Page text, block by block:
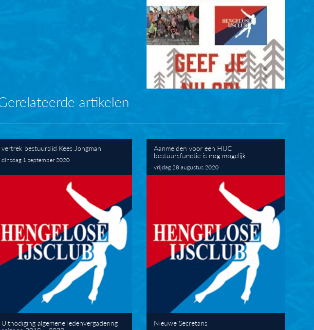
artikelen
vertrek bestuurslid Kees Jongman
dinsdag 1 september 2020
Aanmelden voor een HIJC
bestuursfunctie is nog mogelijk
vrijdag 28 augustus 2020
Uitnodiging algemene ledenvergadering Nieuwe Secretaris